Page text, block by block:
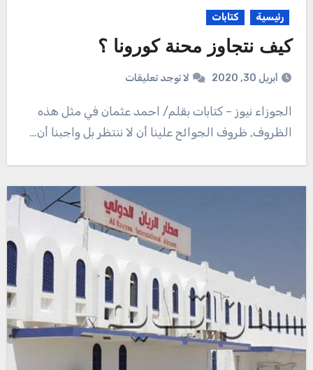
رئيسية كتابات
كيف نتجاوز محنة كورونا ؟
أبريل 30, 2020 لا توجد تعليقات
الجوزاء نيوز – كتابات بقلم/ احمد عثمان في مثل هذه
الظروف, ظروف الجوائح علينا أن لا ننتظر بل واجبنا أن…